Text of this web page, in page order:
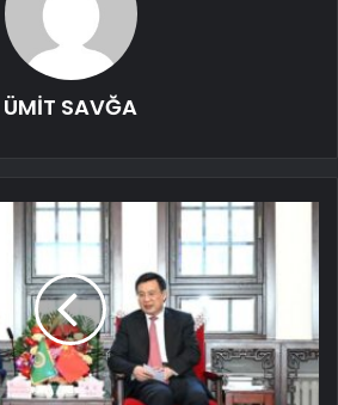
ÜMİT SAVĞA